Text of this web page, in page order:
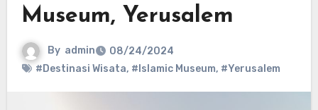
Museum, Yerusalem
By admin
08/24/2024
#Destinasi Wisata, #Islamic Museum, #Yerusalem